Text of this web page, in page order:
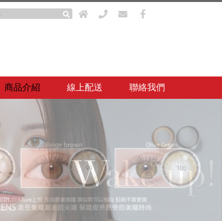
商品介紹 線上配送 聯絡我們